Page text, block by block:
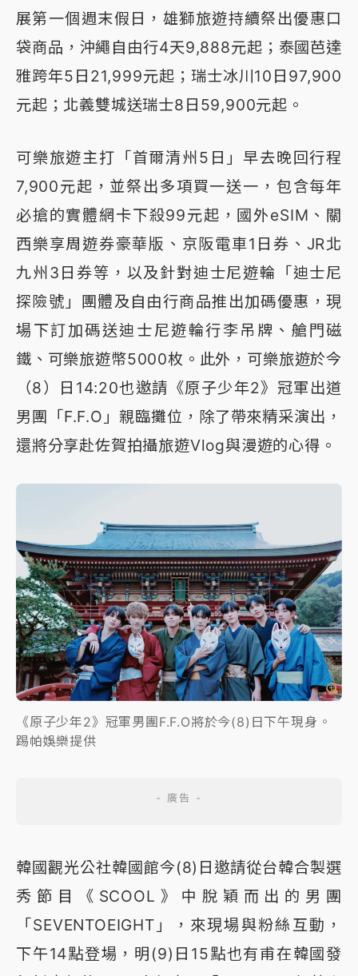
展第一個週末假日，雄獅旅遊持續祭出優惠口
袋商品，沖繩自由行4天9,888元起；泰國芭達
雅跨年5日21,999元起；瑞士冰川10日97,900
元起；北義雙城送瑞士8日59,900元起。
可樂旅遊主打「首爾清州5日」早去晚回行程
7,900元起，並祭出多項買一送一，包含每年
必搶的實體網卡下殺99元起，國外eSIM、關
西樂享周遊券豪華版、京阪電車1日券、JR北
九州3日券等，以及針對迪士尼遊輪「迪士尼
探險號」團體及自由行商品推出加碼優惠，現
場下訂加碼送迪士尼遊輪行李吊牌、艙門磁
鐵、可樂旅遊幣5000枚。此外，可樂旅遊於今
（8）日14:20也邀請《原子少年2》冠軍出道
男團「F.F.O」親臨攤位，除了帶來精采演出，
還將分享赴佐賀拍攝旅遊Vlog與漫遊的心得。
《原子少年2》冠軍男團F.F.O將於今(8)日下午現身。
踢帕娛樂提供
韓國觀光公社韓國館今(8)日邀請從台韓合製選
秀節目《SCOOL》中脫穎而出的男團
「SEVENTOEIGHT」，來現場與粉絲互動，
下午14點登場，明(9)日15點也有甫在韓國發